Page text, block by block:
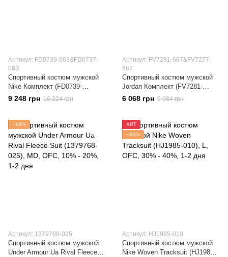
Артикул: FD0739-063&FD0737-
063
Спортивный костюм мужской
Nike Комплект (FD0739-
063&FD0737-063)
9 248 грн 16 224 грн
Артикул: FV7281-687&FV7277-
687
Спортивный костюм мужской
Jordan Комплект (FV7281-
687&FV7277-687)
6 068 грн 9 984 грн
−19%
Артикул: 1379768-025
Спортивный костюм мужской
Under Armour Ua Rival Fleece
ХИТ
−34%
Артикул: HJ1985-010
Спортивный костюм мужской
Nike Woven Tracksuit (HJ1985-